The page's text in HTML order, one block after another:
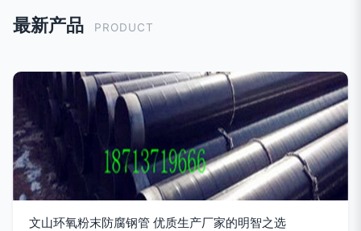
最新产品 PRODUCT
文山环氧粉末防腐钢管 优质生产厂家的明智之选